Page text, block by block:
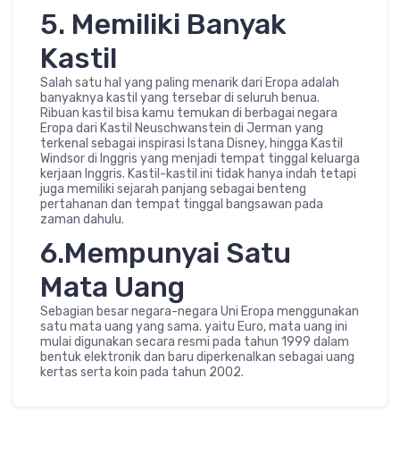
5. Memiliki Banyak
Kastil
Salah satu hal yang paling menarik dari Eropa adalah
banyaknya kastil yang tersebar di seluruh benua.
Ribuan kastil bisa kamu temukan di berbagai negara
Eropa dari Kastil Neuschwanstein di Jerman yang
terkenal sebagai inspirasi Istana Disney, hingga Kastil
Windsor di Inggris yang menjadi tempat tinggal keluarga
kerjaan Inggris. Kastil-kastil ini tidak hanya indah tetapi
juga memiliki sejarah panjang sebagai benteng
pertahanan dan tempat tinggal bangsawan pada
zaman dahulu.
6.Mempunyai Satu
Mata Uang
Sebagian besar negara-negara Uni Eropa menggunakan
satu mata uang yang sama. yaitu Euro, mata uang ini
mulai digunakan secara resmi pada tahun 1999 dalam
bentuk elektronik dan baru diperkenalkan sebagai uang
kertas serta koin pada tahun 2002.